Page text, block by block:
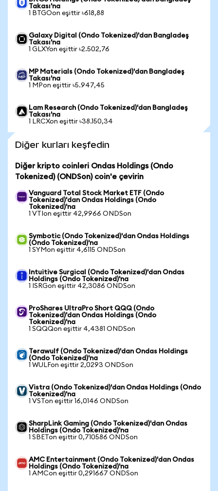
Takası'na
1 BTGOon eşittir ৳618,88
Galaxy Digital (Ondo Tokenized)'dan Bangladeş
Takası'na
1 GLXYon eşittir ৳2.502,76
MP Materials (Ondo Tokenized)'dan Bangladeş
Takası'na
1 MPon eşittir ৳5.947,45
Lam Research (Ondo Tokenized)'dan Bangladeş
Takası'na
1 LRCXon eşittir ৳38.150,34
Diğer kurları keşfedin
Diğer kripto coinleri Ondas Holdings (Ondo
Tokenized) (ONDSon) coin'e çevirin
Vanguard Total Stock Market ETF (Ondo
Tokenized)'dan Ondas Holdings (Ondo
Tokenized)'na
1 VTIon eşittir 42,9966 ONDSon
Symbotic (Ondo Tokenized)'dan Ondas Holdings
(Ondo Tokenized)'na
1 SYMon eşittir 4,6115 ONDSon
Intuitive Surgical (Ondo Tokenized)'dan Ondas
Holdings (Ondo Tokenized)'na
1 ISRGon eşittir 42,3086 ONDSon
ProShares UltraPro Short QQQ (Ondo
Tokenized)'dan Ondas Holdings (Ondo
Tokenized)'na
1 SQQQon eşittir 4,4381 ONDSon
Terawulf (Ondo Tokenized)'dan Ondas Holdings
(Ondo Tokenized)'na
1 WULFon eşittir 2,0293 ONDSon
Vistra (Ondo Tokenized)'dan Ondas Holdings (Ondo
Tokenized)'na
1 VSTon eşittir 16,0146 ONDSon
SharpLink Gaming (Ondo Tokenized)'dan Ondas
Holdings (Ondo Tokenized)'na
1 SBETon eşittir 0,710586 ONDSon
AMC Entertainment (Ondo Tokenized)'dan Ondas
Holdings (Ondo Tokenized)'na
1 AMCon eşittir 0,291667 ONDSon